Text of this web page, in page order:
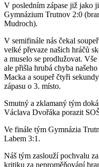
V posledním zápase již jako
Gymnázium Trutnov 2:0
Mudroch).
V semifinále nás čekal
velké převaze našich hráčů
a muselo se prodlužovat.
ale přišla hrubá chyba
Macka a soupeř čtyři
zápasu o 3. místo.
Smutný a zklamaný tým
Václava Dvořáka porazit
Ve finále tým Gymnázia
Labem 3:1.
Náš tým zaslouží pochvalu
kritiku za neproměňování